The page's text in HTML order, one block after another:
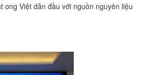
ong Việt dẫn đầu với nguồn nguyên liệu